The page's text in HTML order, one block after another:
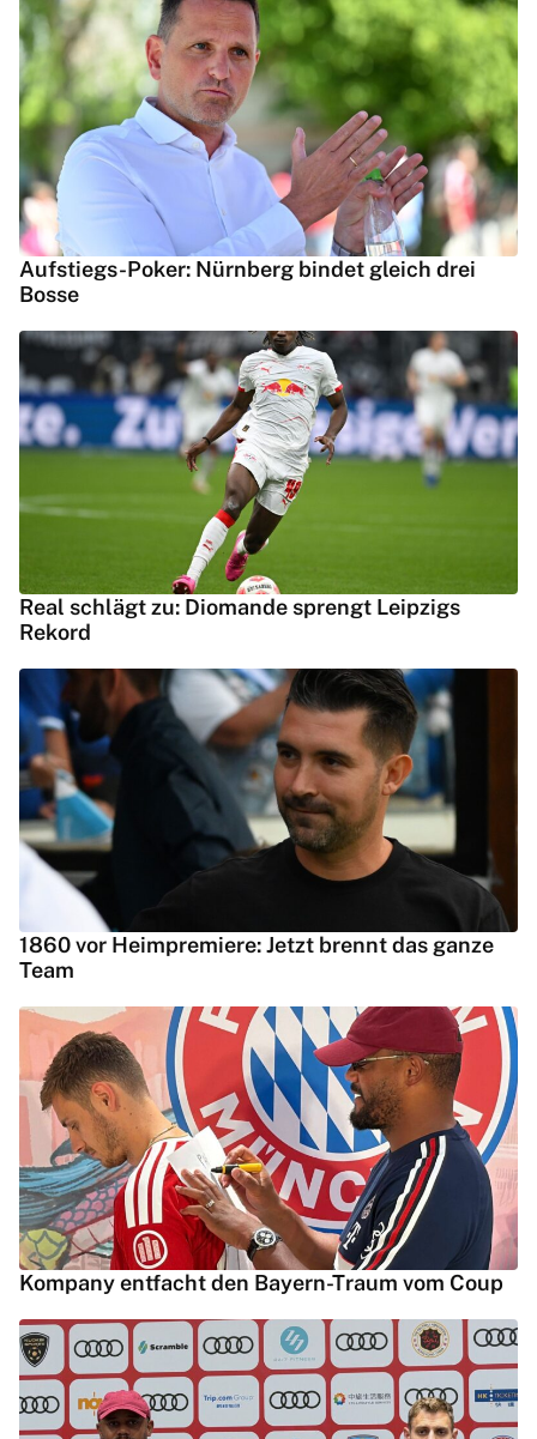
Aufstiegs-Poker: Nürnberg bindet gleich drei
Bosse
Real schlägt zu: Diomande sprengt Leipzigs
Rekord
1860 vor Heimpremiere: Jetzt brennt das ganze
Team
Kompany entfacht den Bayern-Traum vom Coup